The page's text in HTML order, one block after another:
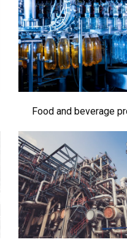
Food and beverage